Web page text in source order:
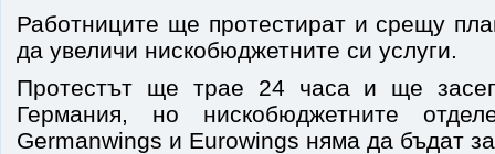
Работниците ще протестират и срещу
да увеличи нискобюджетните си услуги.
Протестът ще трае 24 часа и ще
Германия, но нискобюджетните
Germanwings и Eurowings няма да бъдат